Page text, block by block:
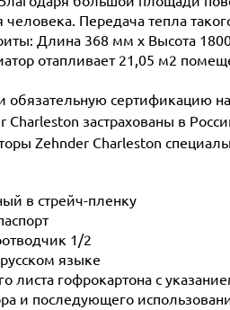
Передача тепла
Длина 368 мм х Высота
отапливает 21,05 м2
сертификацию
Charleston застрахованы в
Zehnder Charleston
в стрейч-пленку
1/2
языке
листа гофрокартона с
и последующего